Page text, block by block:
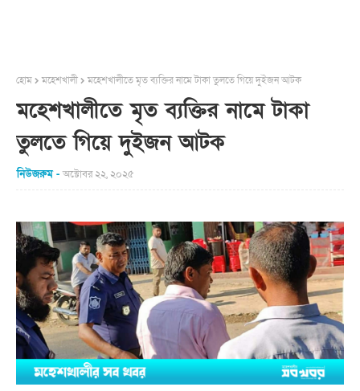
হোম মহেশখালী মহেশখালীতে মৃত ব্যক্তির নামে টাকা তুলতে গিয়ে দুইজন আটক
মহেশখালীতে মৃত ব্যক্তির নামে টাকা
তুলতে গিয়ে দুইজন আটক
নিউজরুম অক্টোবর ২২, ২০২৫